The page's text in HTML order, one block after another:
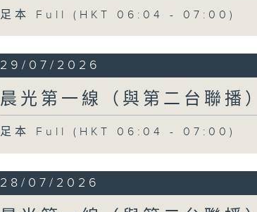
足本 Full (HKT 06:04 - 07:00)
29/07/2026
晨光第一線（與第二台聯播）
足本 Full (HKT 06:04 - 07:00)
28/07/2026